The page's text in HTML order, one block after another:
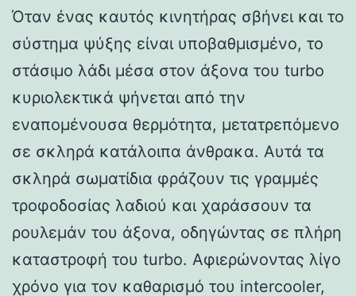
Όταν ένας καυτός κινητήρας σβήνει και το
σύστημα ψύξης είναι υποβαθμισμένο, το
στάσιμο λάδι μέσα στον άξονα του turbo
κυριολεκτικά ψήνεται από την
εναπομένουσα θερμότητα, μετατρεπόμενο
σε σκληρά κατάλοιπα άνθρακα. Αυτά τα
σκληρά σωματίδια φράζουν τις γραμμές
τροφοδοσίας λαδιού και χαράσσουν τα
ρουλεμάν του άξονα, οδηγώντας σε πλήρη
καταστροφή του turbo. Αφιερώνοντας λίγο
χρόνο για τον καθαρισμό του intercooler,